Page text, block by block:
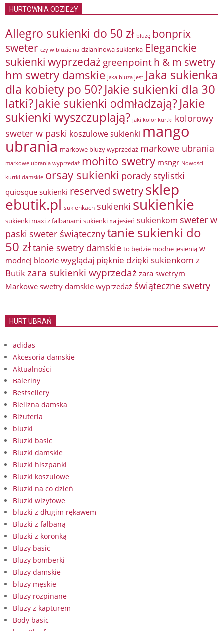
HURTOWNIA ODZIEŻY
Allegro sukienki do 50 zł bluzę bonprix
sweter czy w bluzie na dzianinowa sukienka Eleganckie
sukienki wyprzedaż greenpointh & m swetry
hm swetry damskie jaka bluza jest Jaka sukienka
dla kobiety po 50?Jakie sukienki dla 30
latki?Jakie sukienki odmładzają?Jakie
sukienki wyszczuplają? jaki kolor kurtki kolorowy
sweter w paski koszulowe sukienki mango
ubrania markowe bluzy wyprzedaż markowe ubrania
markowe ubrania wyprzedaż mohito swetry msngr Nowości
kurtki damskie orsay sukienki porady stylistki
quiosque sukienki reserved swetrysklep
ebutik.pl sukienkach sukienki sukienkie
sukienki maxi z falbanami sukienki na jesień sukienkom sweter w
paski sweter świątecznytanie sukienki do
50 złtanie swetry damskie to będzie modne jesienią w
modnej bloozie wyglądaj pięknie dzięki sukienkom z
Butikzara sukienki wyprzedażzara swetrym
Markowe swetry damskie wyprzedaż świąteczne swetry
HURT UBRAŃ
adidas
Akcesoria damskie
Aktualności
Baleriny
Bestsellery
Bielizna damska
Biżuteria
bluzki
Bluzki basic
Bluzki damskie
Bluzki hiszpanki
Bluzki koszulowe
Bluzki na co dzień
Bluzki wizytowe
bluzki z długim rękawem
Bluzki z falbaną
Bluzki z koronką
Bluzy basic
Bluzy bomberki
Bluzy damskie
bluzy męskie
Bluzy rozpinane
Bluzy z kapturem
Body basic